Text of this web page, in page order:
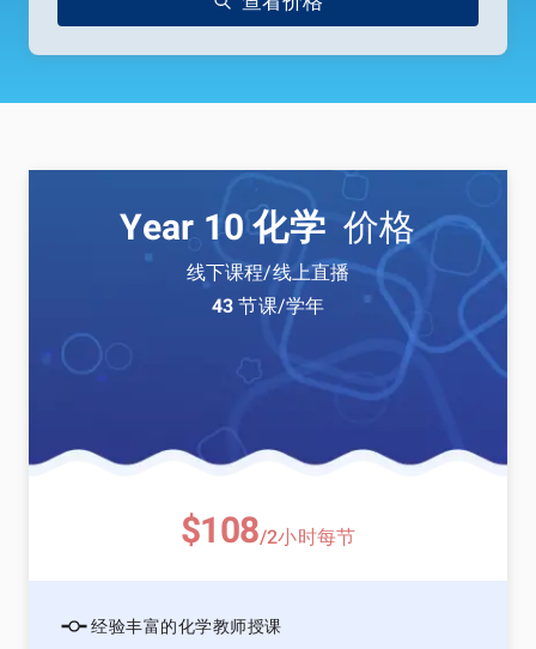
Year 10 化学 价格
线下课程/线上直播
43 节课/学年
$108/2小时每节
经验丰富的化学教师授课